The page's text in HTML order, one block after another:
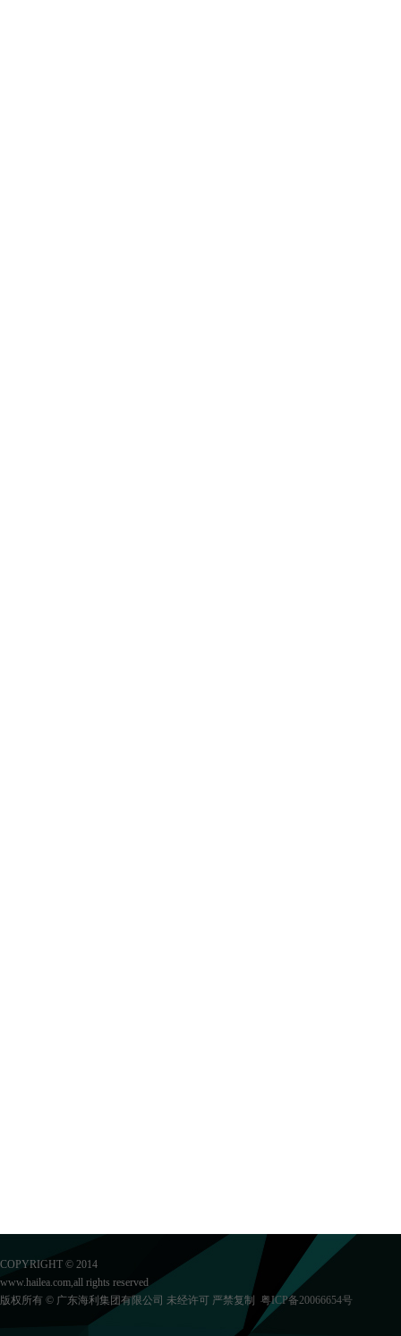
COPYRIGHT © 2014
www.hailea.com,all rights reserved
版权所有 © 广东海利集团有限公司 未经许可 严禁复制 粤ICP备20066654号